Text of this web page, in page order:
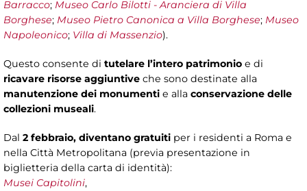
Barracco; Museo Carlo Bilotti - Aranciera di Villa
Borghese; Museo Pietro Canonica a Villa Borghese; Museo
Napoleonico; Villa di Massenzio).
Questo consente di tutelare l’intero patrimonio e di
ricavare risorse aggiuntive che sono destinate alla
manutenzione dei monumenti e alla conservazione delle
collezioni museali.
Dal 2 febbraio, diventano gratuiti per i residenti a Roma e
nella Città Metropolitana (previa presentazione in
biglietteria della carta di identità):
Musei Capitolini,